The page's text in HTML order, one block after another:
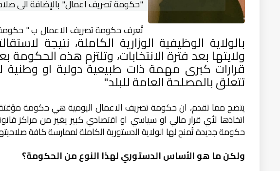
"حكومة تصريف اعمال" بالإضافة الى
تُعرف حكومة تصريف الاعمال ب " حكومة
بالولاية الوظيفية الوزارية الكاملة، نتيجة
ولايتها بعد فترة الانتخابات، وتلتزم هذه
قرارات كبرى مهمة ذات طبيعية دولية او
تتعلق بالمصلحة العامة للبلد"
يتضح مما تقدم، ان حكومة تصريفالاعمال اليوميةهي حكومة مؤقتة
اتخاذها لأي قرار مالي او سياسي او اقتصادي كبير يغير من مراكز
حكومة جديدة تُمنح لها الولاية الدستورية الكاملة لممارسة كافة
ولكن ما هو الأساس الدستوري لهذا النوع من الحكومة؟